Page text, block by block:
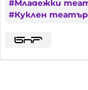
#Младежки
#Куклен театър